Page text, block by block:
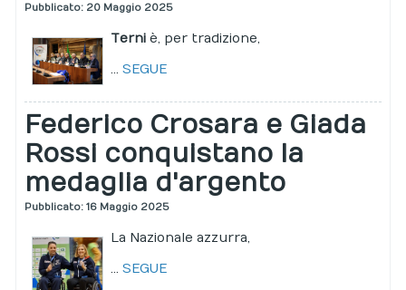
Pubblicato: 20 Maggio 2025
Terni è, per tradizione,
...SEGUE
Federico Crosara e Giada
Rossi conquistano la
medaglia d'argento
Pubblicato: 16 Maggio 2025
La Nazionale azzurra,
...SEGUE